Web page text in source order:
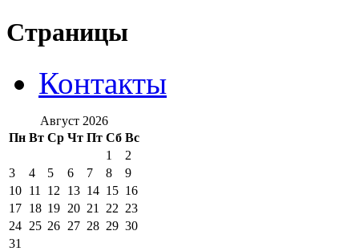
Страницы
Контакты
Август 2026
Пн Вт Ср Чт Пт Сб Вс
1
2
3
4 5 6 7 8
9
10 11 12 13 14 15 16
17 18 19 20 21 22 23
24 25 26 27 28 29 30
31